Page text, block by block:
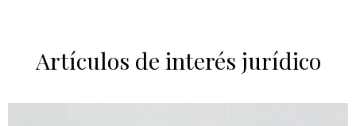
Artículos de interés jurídico